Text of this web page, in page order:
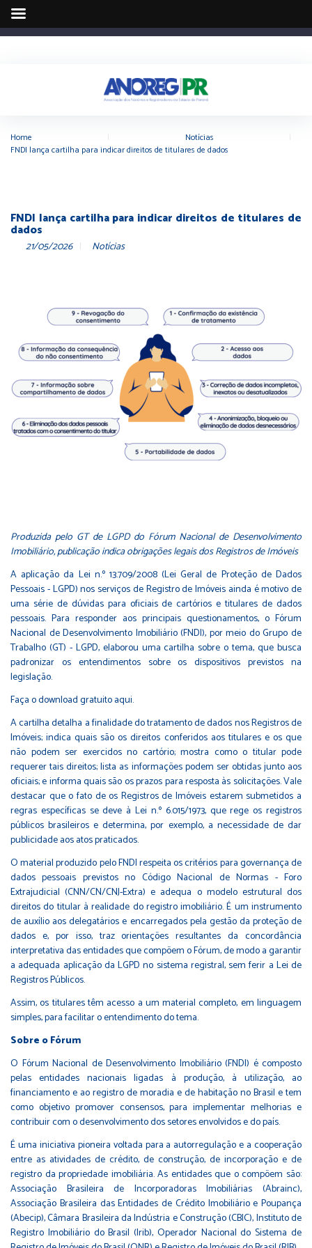
Home Notícias
FNDI lança cartilha para indicar direitos de titulares de dados
FNDI lança cartilha para indicar direitos de titulares de
dados
21/05/2026 Notícias
Produzida pelo GT de LGPD do Fórum Nacional de Desenvolvimento
Imobiliário, publicação indica obrigações legais dos Registros de Imóveis
A aplicação da Lei n.º 13.709/2008 (Lei Geral de Proteção de Dados
Pessoais - LGPD) nos serviços de Registro de Imóveis ainda é motivo de
uma série de dúvidas para oficiais de cartórios e titulares de dados
pessoais. Para responder aos principais questionamentos, o Fórum
Nacional de Desenvolvimento Imobiliário (FNDI), por meio do Grupo de
Trabalho (GT) - LGPD, elaborou uma cartilha sobre o tema, que busca
padronizar os entendimentos sobre os dispositivos previstos na
legislação.
Faça odownload gratuito aqui.
A cartilha detalha a finalidade do tratamento de dados nos Registros de
Imóveis; indica quais são os direitos conferidos aos titulares e os que
não podem ser exercidos no cartório; mostra como o titular pode
requerer tais direitos; lista as informações podem ser obtidas junto aos
oficiais; e informa quais são os prazos para resposta às solicitações. Vale
destacar que o fato de os Registros de Imóveis estarem submetidos a
regras específicas se deve à Lei n.º 6.015/1973, que rege os registros
públicos brasileiros e determina, por exemplo, a necessidade de dar
publicidade aos atos praticados.
O material produzido pelo FNDI respeita os critérios para governança de
dados pessoais previstos no Código Nacional de Normas - Foro
Extrajudicial (CNN/CN/CNJ-Extra) e adequa o modelo estrutural dos
direitos do titular à realidade do registro imobiliário. É um instrumento
de auxílio aos delegatários e encarregados pela gestão da proteção de
dados e, por isso, traz orientações resultantes da concordância
interpretativa das entidades que compõem o Fórum, de modo a garantir
a adequada aplicação da LGPD no sistema registral, sem ferir a Lei de
Registros Públicos.
Assim, os titulares têm acesso a um material completo, em linguagem
simples, para facilitar o entendimento do tema.
Sobre o Fórum
O Fórum Nacional de Desenvolvimento Imobiliário (FNDI) é composto
pelas entidades nacionais ligadas à produção, à utilização, ao
financiamento e ao registro de moradia e de habitação no Brasil e tem
como objetivo promover consensos, para implementar melhorias e
contribuir com o desenvolvimento dos setores envolvidos e do país.
É uma iniciativa pioneira voltada para a autorregulação e a cooperação
entre as atividades de crédito, de construção, de incorporação e de
registro da propriedade imobiliária. As entidades que o compõem são:
Associação Brasileira de Incorporadoras Imobiliárias (Abrainc),
Associação Brasileira das Entidades de Crédito Imobiliário e Poupança
(Abecip), Câmara Brasileira da Indústria e Construção (CBIC), Instituto de
Registro Imobiliário do Brasil (Irib), Operador Nacional do Sistema de